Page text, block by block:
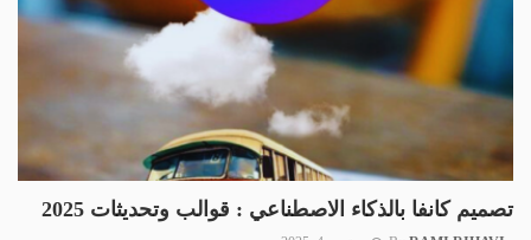
تصميم كانفا بالذكاء الاصطناعي : قوالب وتحديثات 2025